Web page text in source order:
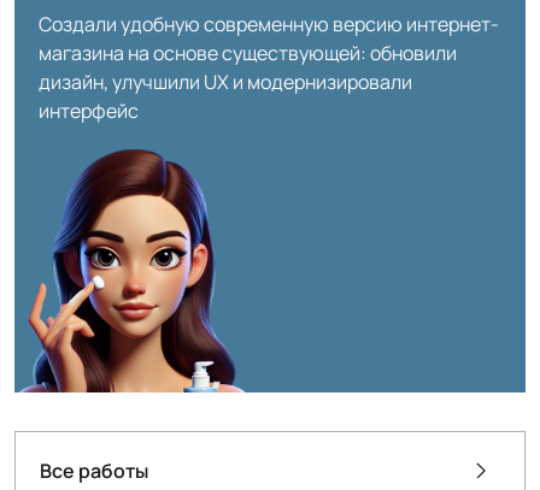
Создали удобную современную версию интернет-
магазина на основе существующей: обновили
дизайн, улучшили UX и модернизировали
интерфейс
Все работы